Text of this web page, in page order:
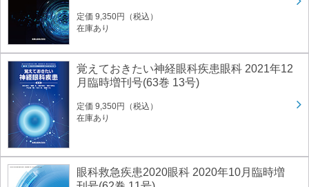
定価 9,350円（税込）
在庫あり
覚えておきたい神経眼科疾患眼科 2021年12
月臨時増刊号(63巻 13号)
定価 9,350円（税込）
在庫あり
眼科救急疾患2020眼科 2020年10月臨時増